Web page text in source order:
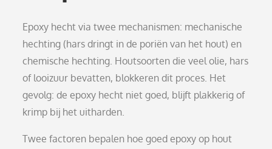
Epoxy hecht via twee mechanismen: mechanische
hechting (hars dringt in de poriën van het hout) en
chemische hechting. Houtsoorten die veel olie, hars
of looizuur bevatten, blokkeren dit proces. Het
gevolg: de epoxy hecht niet goed, blijft plakkerig of
krimp bij het uitharden.
Twee factoren bepalen hoe goed epoxy op hout